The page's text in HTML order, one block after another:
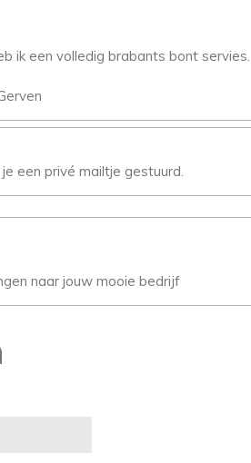
ik een volledig brabants bont
een privé mailtje gestuurd.
naar jouw mooie bedrijf